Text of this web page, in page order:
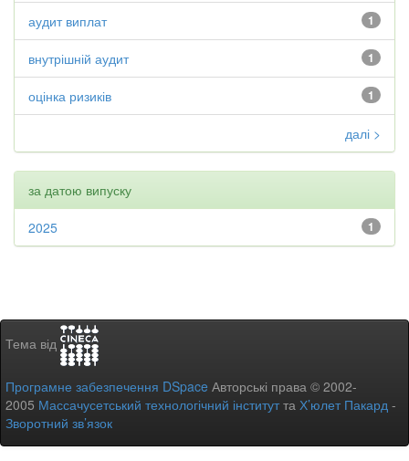
1
аудит виплат
1
внутрішній аудит
1
оцінка ризиків
далі >
за датою випуску
1
2025
Тема від
Програмне забезпечення DSpace Авторські права © 2002-
2005 Массачусетський технологічний інститутта Х’юлет Пакард -
Зворотний зв’язок